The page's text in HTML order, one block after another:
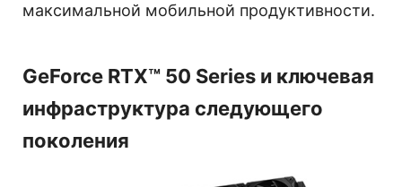
максимальной мобильной продуктивности.
GeForce RTX™ 50 Series и ключевая
инфраструктура следующего
поколения